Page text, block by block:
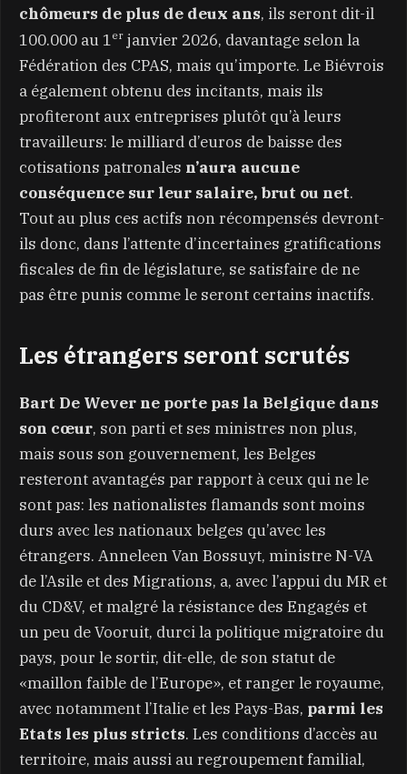
chômeurs de plus de deux ans, ils seront dit-il
100.000 au 1er janvier 2026, davantage selon la
Fédération des CPAS, mais qu’importe. Le Biévrois
a également obtenu des incitants, mais ils
profiteront aux entreprises plutôt qu’à leurs
travailleurs: le milliard d’euros de baisse des
cotisations patronales n’aura aucune
conséquence sur leur salaire, brut ou net.
Tout au plus ces actifs non récompensés devront-
ils donc, dans l’attente d’incertaines gratifications
fiscales de fin de législature, se satisfaire de ne
pas être punis comme le seront certains inactifs.
Les étrangers seront scrutés
Bart De Wever ne porte pas la Belgique dans
son cœur, son parti et ses ministres non plus,
mais sous son gouvernement, les Belges
resteront avantagés par rapport à ceux qui ne le
sont pas: les nationalistes flamands sont moins
durs avec les nationaux belges qu’avec les
étrangers. Anneleen Van Bossuyt, ministre N-VA
de l’Asile et des Migrations, a, avec l’appui du MR et
du CD&V, et malgré la résistance des Engagés et
un peu de Vooruit, durci la politique migratoire du
pays, pour le sortir, dit-elle, de son statut de
«maillon faible de l’Europe», et ranger le royaume,
avec notamment l’Italie et les Pays-Bas, parmi les
Etats les plus stricts. Les conditions d’accès au
territoire, mais aussi au regroupement familial,